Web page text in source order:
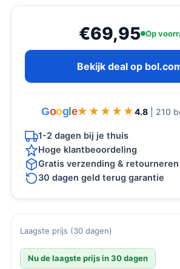
€69,95 Op
Bekijk deal op
Goog e★★★★★
★★★★★ 4.8 | 210
1-2 dagen bij je thuis
Hoge klantbeoordeling
Gratis verzending & retourneren
30 dagen geld terug garantie
Laagste prijs (30 dagen)
Nu de laagste prijs in 30 dagen